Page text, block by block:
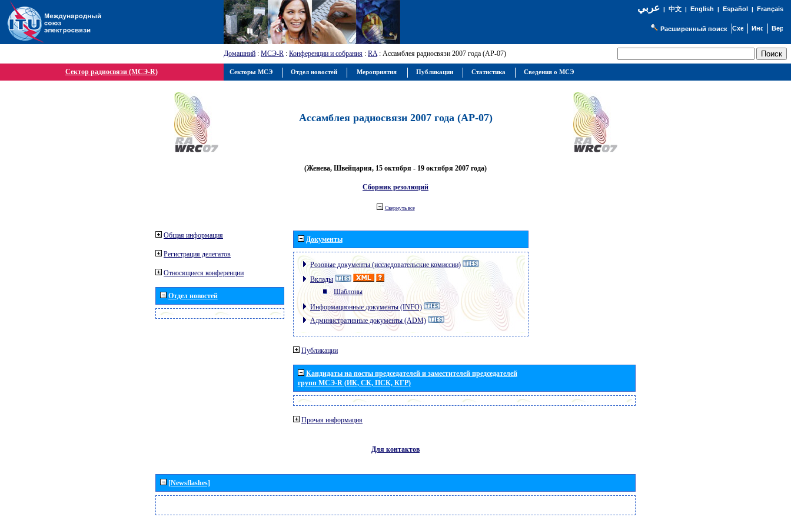
عربي| 中文| English | Español | Français
Расширенный поиск
Домашний : МСЭ-R : Конференции и собрания : RA: Ассамблея радиосвязи 2007 года (АР-07)
Сектор радиосвязи (МСЭ-R)
Ассамблея радиосвязи 2007 года (АР-07)
(Женева, Швейцария, 15 октября - 19 октября 2007 года)
Сборник резолюций
Свернуть все
Общая информация
Регистрация делегатов
Относящиеся конференции
Отдел новостей
Документы
Розовые документы (исследовательские комиссии)
Вклады
Шаблоны
Информационные документы (INFO)
Административные документы (ADM)
Публикации
Кандидаты на посты председателей и заместителей председателей
групп МСЭ-R (ИК, СК, ПСК, КГР)
Прочая информация
Для контактов
[Newsflashes]
Секторы МСЭ Отдел новостей Мероприятия Публикации Статистика Сведения о МСЭ